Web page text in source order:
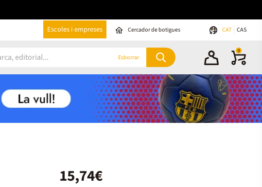
Escoles i empreses Cercador de botigues CAT CAS
Esborrar
0
15,74€